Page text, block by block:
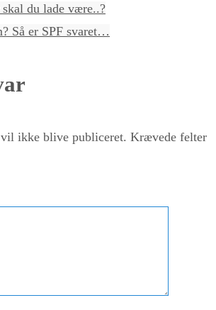
du lade være..?
Så er SPF svaret…
ikke blive publiceret. Krævede felter